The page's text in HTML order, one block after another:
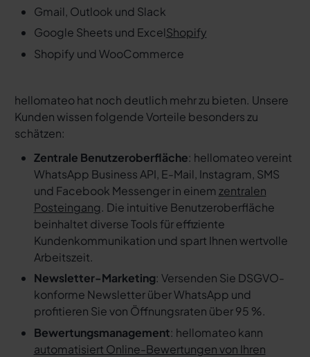
Gmail, Outlook und Slack
Google Sheets und ExcelShopify
Shopify und WooCommerce
hellomateo hat noch deutlich mehr zu bieten. Unsere
Kunden wissen folgende Vorteile besonders zu
schätzen:
Zentrale Benutzeroberfläche: hellomateo vereint
WhatsApp Business API, E-Mail, Instagram, SMS
und Facebook Messenger in einem zentralen
Posteingang. Die intuitive Benutzeroberfläche
beinhaltet diverse Tools für effiziente
Kundenkommunikation und spart Ihnen wertvolle
Arbeitszeit.
Newsletter-Marketing: Versenden Sie DSGVO-
konforme Newsletter über WhatsApp und
profitieren Sie von Öffnungsraten über 95 %.
Bewertungsmanagement: hellomateo kann
automatisiert Online-Bewertungen von Ihren